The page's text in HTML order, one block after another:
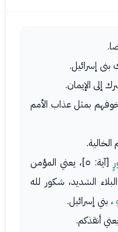
إسرائيل.
إلى الإيمان.
بمثل عذاب الأمم
[آية: ٥]، يعني المؤمن
الشديد، شكور لله
، بني إسرائيل.
أنقذكم.